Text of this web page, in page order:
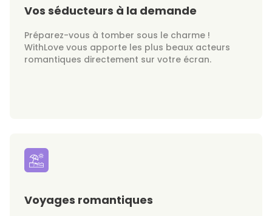
Vos séducteurs à la demande
Préparez-vous à tomber sous le charme !
WithLove vous apporte les plus beaux acteurs
romantiques directement sur votre écran.
Voyages romantiques